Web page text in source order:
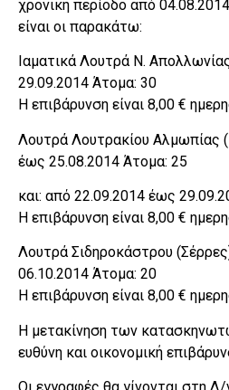
χρονική περίοδο από
είναι οι παρακάτω:
Ιαματικά Λουτρά Ν.
29.09.2014 Άτομα: 30
Η επιβάρυνση είναι 8,00 €
Λουτρά Λουτρακίου Αλμωπίας
έως 25.08.2014 Άτομα: 25
και: από 22.09.2014 έως
Η επιβάρυνση είναι 8,00 €
Λουτρά Σιδηροκάστρου
06.10.2014 Άτομα: 20
Η επιβάρυνση είναι 8,00 €
Η μετακίνηση των
ευθύνη και οικονομική